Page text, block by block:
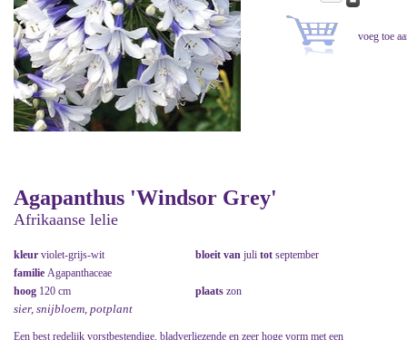
Agapanthus 'Windsor Grey'
Afrikaanse lelie
kleur violet-grijs-wit bloeit van juli tot september
familie Agapanthaceae
hoog 120 cm plaats zon
sier, snijbloem, potplant
Een best redelijk vorstbestendige, bladverliezende en zeer hoge vorm met een